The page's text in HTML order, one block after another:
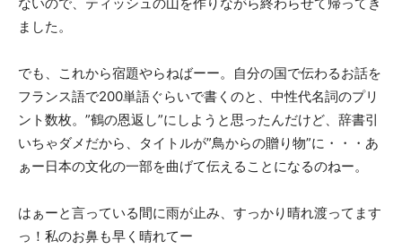
ました。
でも、これから宿題やらねばーー。自分の国で伝わるお話を
フランス語で200単語ぐらいで書くのと、中性代名詞のプリ
ント数枚。”鶴の恩返し”にしようと思ったんだけど、辞書引
いちゃダメだから、タイトルが”鳥からの贈り物”に・・・あ
ぁー日本の文化の一部を曲げて伝えることになるのねー。
はぁーと言っている間に雨が止み、すっかり晴れ渡ってます
っ！私のお鼻も早く晴れてー